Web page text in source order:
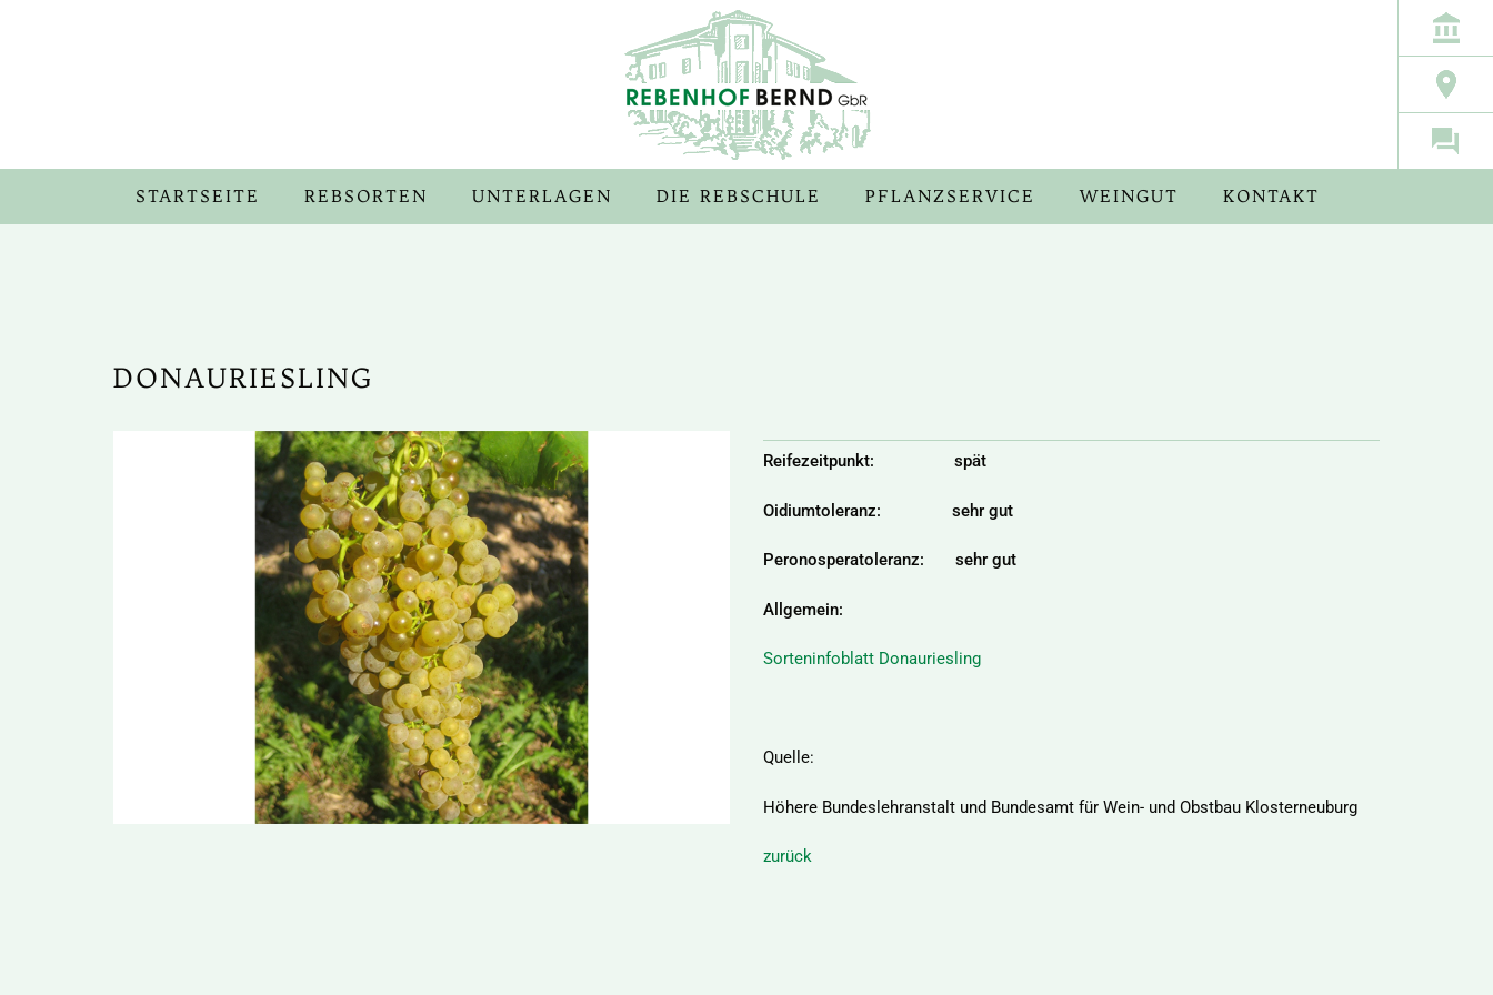
STARTSEITE REBSORTEN UNTERLAGEN DIE REBSCHULE PFLANZSERVICE WEINGUT KONTAKT
DONAURIESLING
Reifezeitpunkt: spät
Oidiumtoleranz: sehr gut
Peronosperatoleranz: sehr gut
Allgemein:
Sorteninfoblatt Donauriesling
Quelle:
Höhere Bundeslehranstalt und Bundesamt für Wein- und Obstbau Klosterneuburg
zurück